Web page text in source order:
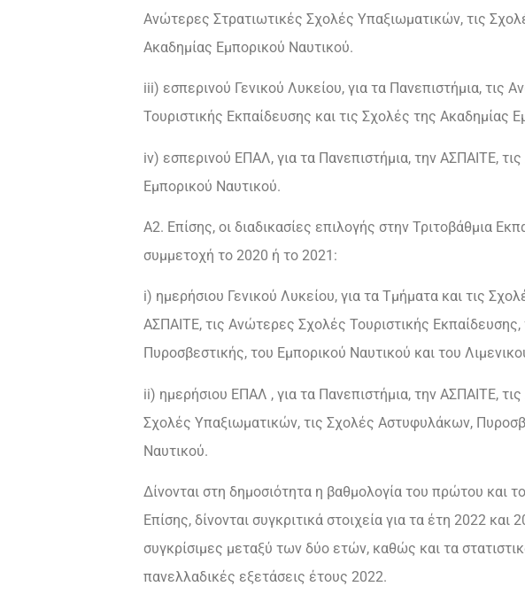
Ανώτερες Στρατιωτικές Σχολές Υπαξιωματικών, τις
Ακαδημίας Εμπορικού Ναυτικού.
iii) εσπερινού Γενικού Λυκείου, για τα Πανεπιστήμια,
Τουριστικής Εκπαίδευσης και τις Σχολές της Ακαδημίας
iv) εσπερινού ΕΠΑΛ, για τα Πανεπιστήμια, την ΑΣΠΑΙΤΕ,
Εμπορικού Ναυτικού.
Α2. Επίσης, οι διαδικασίες επιλογής στην Τριτοβάθμια
συμμετοχή το 2020 ή το 2021:
i) ημερήσιου Γενικού Λυκείου, για τα Τμήματα και τις
ΑΣΠΑΙΤΕ, τις Ανώτερες Σχολές Τουριστικής
Πυροσβεστικής, του Εμπορικού Ναυτικού και του
ii) ημερήσιου ΕΠΑΛ , για τα Πανεπιστήμια, την ΑΣΠΑΙΤΕ,
Σχολές Υπαξιωματικών, τις Σχολές Αστυφυλάκων,
Ναυτικού.
Δίνονται στη δημοσιότητα η βαθμολογία του πρώτου και
Επίσης, δίνονται συγκριτικά στοιχεία για τα έτη 2022
συγκρίσιμες μεταξύ των δύο ετών, καθώς και τα
πανελλαδικές εξετάσεις έτους 2022.